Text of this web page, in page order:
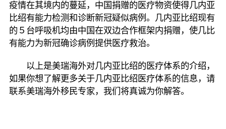
疫情在其境内的蔓延，中国捐赠的医疗物资使得几内亚
比绍有能力检测和诊断新冠疑似病例。几内亚比绍现有
的５台呼吸机均由中国在双边合作框架内捐赠，使几比
有能力为新冠确诊病例提供医疗救治。
以上是美瑞海外对几内亚比绍的医疗体系的介绍，
如果你想了解更多关于几内亚比绍医疗体系的信息，请
联系美瑞海外移民专家，我们将真诚为你解答。